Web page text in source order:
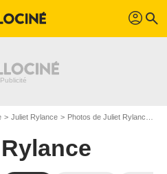
profil search
Juliet Rylance Photos de Juliet Rylance